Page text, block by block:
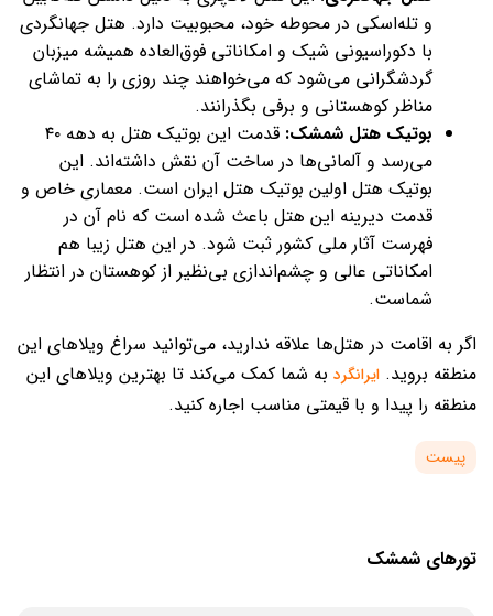
و تله‌اسکی در محوطه خود، محبوبیت دارد. هتل جهانگردی
با دکوراسیونی شیک و امکاناتی فوق‌العاده همیشه میزبان
گردشگرانی می‌شود که می‌خواهند چند روزی را به تماشای
مناظر کوهستانی و برفی بگذرانند.
بوتیک هتل شمشک:
قدمت این بوتیک هتل به دهه ۴۰
می‌رسد و آلمانی‌ها در ساخت آن نقش داشته‌اند. این
بوتیک هتل اولین بوتیک هتل ایران است. معماری خاص و
قدمت دیرینه این هتل باعث شده است که نام آن در
فهرست آثار ملی کشور ثبت شود. در این هتل زیبا هم
امکاناتی عالی و چشم‌اندازی بی‌نظیر از کوهستان در انتظار
شماست.
اگر به اقامت در هتل‌ها علاقه ندارید، می‌توانید سراغ ویلاهای این
منطقه بروید. ایرانگرد به شما کمک می‌کند تا بهترین ویلاهای این
منطقه را پیدا و با قیمتی مناسب اجاره کنید.
پیست
تورهای شمشک